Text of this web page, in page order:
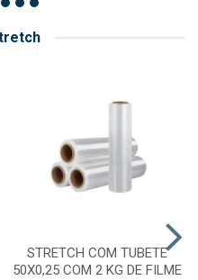
STRETCH COM TUBETE
50X0,25 COM 2 KG DE FILME